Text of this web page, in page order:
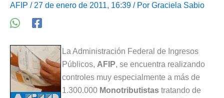
AFIP / 27 de enero de 2011, 16:39 / Por Graciela Sabio
La Administración Federal de Ingresos
Públicos, AFIP, se encuentra realizando
controles muy especialmente a más de
1.300.000 Monotributistas tratando de